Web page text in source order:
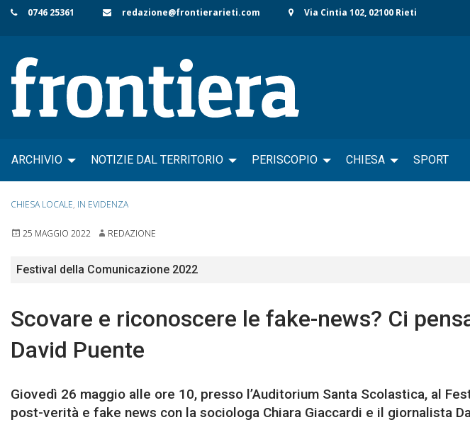
Skip
content
0746 25361 redazione@frontierarieti.com Via Cintia 102, 02100 Rieti
ARCHIVIO NOTIZIE DAL TERRITORIO PERISCOPIO CHIESA SPORT
CHIESA LOCALE, IN EVIDENZA
25 MAGGIO 2022 REDAZIONE
Festival della Comunicazione 2022
Scovare e riconoscere le fake-news? Ci
David Puente
Giovedì 26 maggio alle ore 10, presso l’Auditorium Santa Scolastica, al
post-verità e fake news con la sociologa Chiara Giaccardi e il giornalista